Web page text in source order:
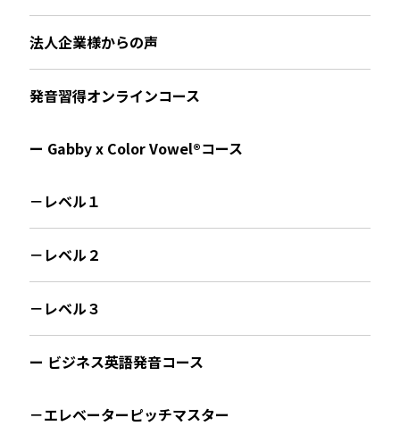
法人企業様からの声
発音習得オンラインコース
ー Gabby x Color Vowel®︎コース
－レベル１
－レベル２
－レベル３
ー ビジネス英語発音コース
－エレベーターピッチマスター